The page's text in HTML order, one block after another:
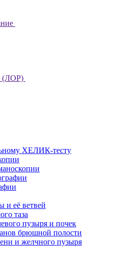
(ЛОР)
ХЕЛИК-тесту
и её ветвей
таза
пузыря и почек
брюшной полости
и желчного пузыря